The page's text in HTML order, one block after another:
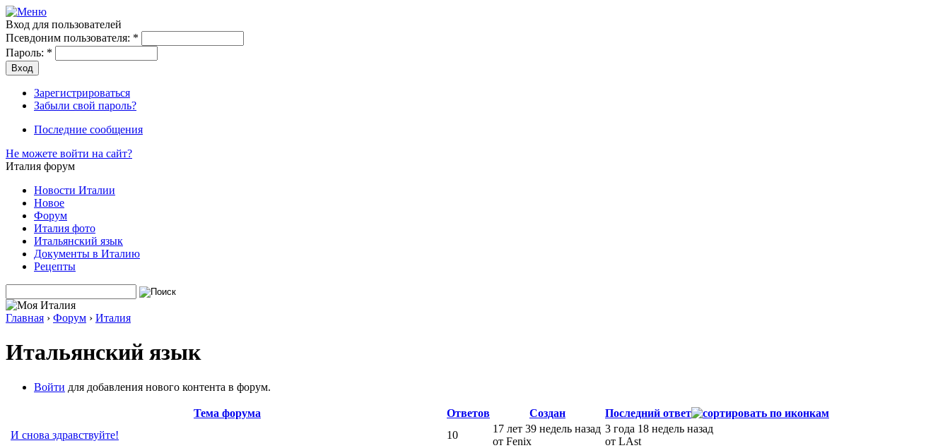
Вход для пользователей
Псевдоним пользователя: *
Пароль: *
Зарегистрироваться
Забыли свой пароль?
Последние сообщения
Не можете войти на сайт?
Италия форум
Новости Италии
Новое
Форум
Италия фото
Итальянский язык
Документы в Италию
Рецепты
Главная › Форум › Италия
Итальянский язык
Войти для добавления нового контента в форум.
Тема форума Ответов Создан
Последний ответ
И снова здравствуйте!
10
17 лет 39 недель назад
от Fenix
3 года 18 недель назад
от LAst